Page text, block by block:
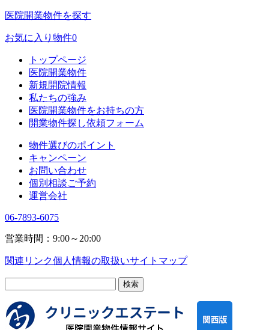
医院開業物件を探す
お気に入り物件0
トップページ
医院開業物件
新規開院情報
私たちの強み
医院開業物件をお持ちの方
開業物件探し依頼フォーム
物件選びのポイント
キャンペーン
お問い合わせ
個別相談ご予約
運営会社
06-7893-6075
営業時間：9:00～20:00
関連リンク個人情報の取扱いサイトマップ